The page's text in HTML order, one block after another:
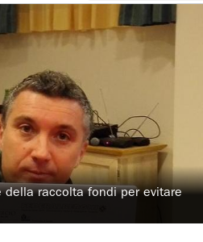
della raccolta fondi per evitare